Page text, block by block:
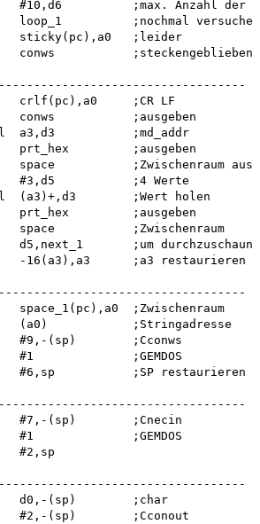
#10,d6          ;max. Anzahl der
loop_1          ;nochmal
sticky(pc),a0   ;leider
conws           ;steckengeblieben!
crlf(pc),a0     ;CR LF
conws           ;ausgeben
a3,d3           ;md_addr
prt_hex         ;ausgeben
space           ;Zwischenraum
#3,d5           ;4 Werte
(a3)+,d3        ;Wert holen
prt_hex         ;ausgeben
space           ;Zwischenraum
d5,next_1       ;um durchzuschaun
-16(a3),a3      ;a3 restaurieren
;Zwischenraum
(a0)            ;Stringadresse
#9,-(sp)        ;Cconws
#1              ;GEMDOS
#6,sp           ;SP restaurieren
#7,-(sp)        ;Cnecin
#1              ;GEMDOS
#2,sp
d0,-(sp)        ;char
#2,-(sp)        ;Cconout